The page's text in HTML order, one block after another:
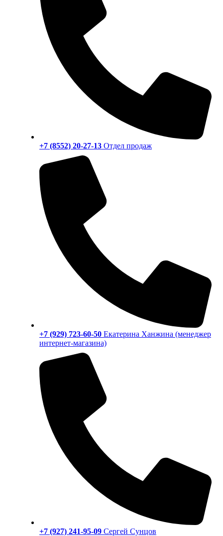
+7 (8552) 20-27-13 Отдел продаж
+7 (929) 723-60-50 Екатерина Ханжина (менеджер
интернет-магазина)
+7 (927) 241-95-09 Сергей Сунцов